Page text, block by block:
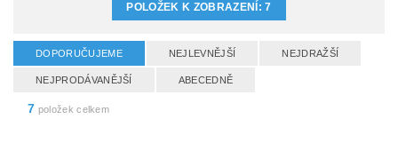
POLOŽEK K ZOBRAZENÍ:7
DOPORUČUJEME NEJLEVNĚJŠÍ NEJDRAŽŠÍ
NEJPRODÁVANĚJŠÍ ABECEDNĚ
7 položek celkem